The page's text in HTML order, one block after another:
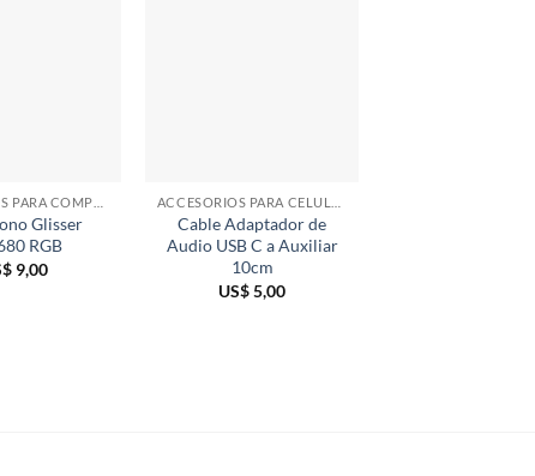
Glisser
RGB
9,00
Cable Adaptador de
Audio USB C a Auxiliar
10cm
US$5,00